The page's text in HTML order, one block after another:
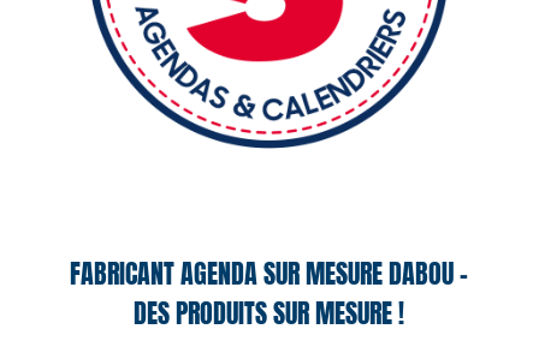
FABRICANT AGENDA SUR MESURE DABOU –
DES PRODUITS SUR MESURE !